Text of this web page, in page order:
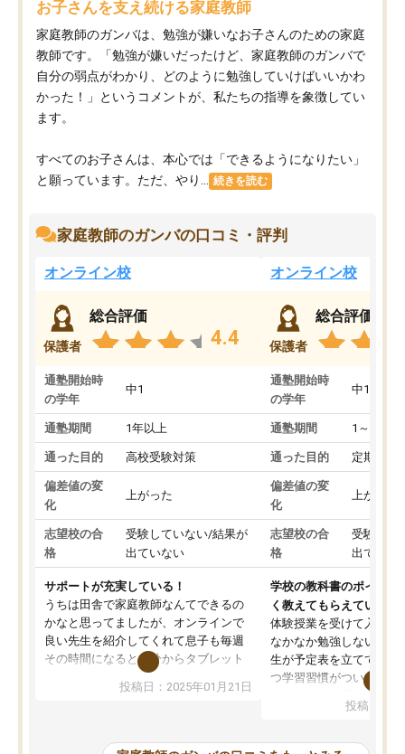
お子さんを支え続ける家庭教師
家庭教師のガンバは、勉強が嫌いなお子さんのための家庭
教師です。「勉強が嫌いだったけど、家庭教師のガンバで
自分の弱点がわかり、どのように勉強していけばいいかわ
かった！」というコメントが、私たちの指導を象徴してい
ます。
すべてのお子さんは、本心では「できるようになりたい」
と願っています。ただ、やり...
続きを読む
家庭教師のガンバの口コミ・評判
オンライン校
保護者
総合評価
4.4
通塾開始時
の学年
中1
通塾期間 1年以上
通った目的 高校受験対策
偏差値の変
化
上がった
志望校の合
格
受験していない/結果が
出ていない
サポートが充実している！
うちは田舎で家庭教師なんてできるの
かなと思ってましたが、オンラインで
良い先生を紹介してくれて息子も毎週
その時間になると自分からタブレット
を開いてzoomを繋げるようになりまし
た！5科目なんでもOKなのもとても気
めて1年ほどだった今では平均点以上の
投稿日：2025年01月21日
オンライン校
保護者
総合評価
通塾開始時
の学年
中1
通塾期間 1～3ヵ月
通った目的 定期テス
偏差値の変
化
上がった
志望校の合
格
受験して
出ていな
学校の教科書のポイント
く教えてもらえている
体験授業を受けて入塾し
なかなか勉強しない息子
生が予定表を立ててくれ
つ学習習慣がついてきま
指導が無い日も予定表
問できるのでとても助か
投稿日：